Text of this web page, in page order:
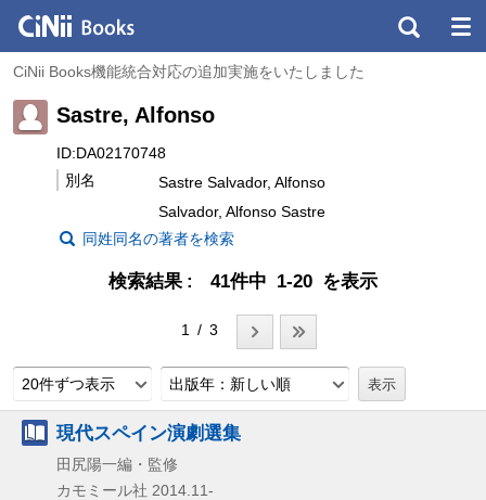
CiNii Books機能統合対応の追加実施をいたしました
Sastre, Alfonso
ID:DA02170748
別名
Sastre Salvador, Alfonso
Salvador, Alfonso Sastre
同姓同名の著者を検索
検索結果 41件中 1-20 を表示
1 / 3
20件ずつ表示 出版年：新しい順
現代スペイン演劇選集
田尻陽一編・監修
カモミール社 2014.11-